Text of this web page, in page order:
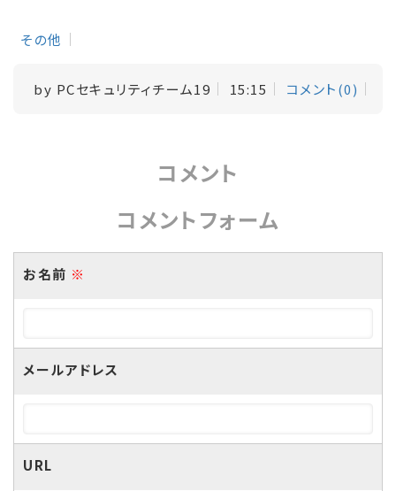
その他
by PCセキュリティチーム19 15:15 コメント(0)
コメント
コメントフォーム
お名前 ※
メールアドレス
URL